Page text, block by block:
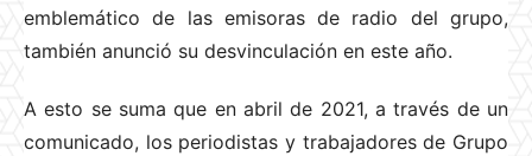
emblemático de las emisoras de radio del grupo,
también anunció su desvinculación en este año.
A esto se suma que en abril de 2021, a través de un
comunicado, los periodistas y trabajadores de Grupo